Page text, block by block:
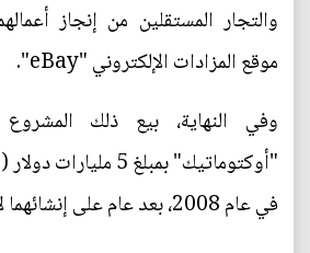
والتجار المستقلين من إنجاز
موقع المزادات الإلكتروني "eBay".
وفي النهاية، بيع ذلك
في عام 2008، بعد عام على إنشائهما لأول مشروع مماثل.